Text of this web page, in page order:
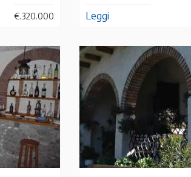
€.320.000 Leggi